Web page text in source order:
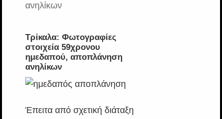
ανηλίκων
Τρίκαλα: Φωτογραφίες
στοιχεία 59χρονου
ημεδαπού, αποπλάνηση
ανηλίκων
Έπειτα από σχετική διάταξη